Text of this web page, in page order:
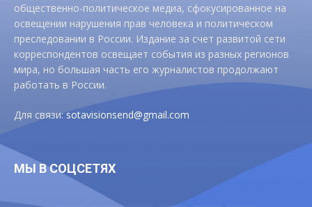
общественно-политическое медиа, сфокусированное на
освещении нарушения прав человека и политическом
преследовании в России. Издание за счет развитой сети
корреспондентов освещает события из разных регионов
мира, но большая часть его журналистов продолжают
работать в России.
Для связи:sotavisionsend@gmail.com
МЫ В СОЦСЕТЯХ